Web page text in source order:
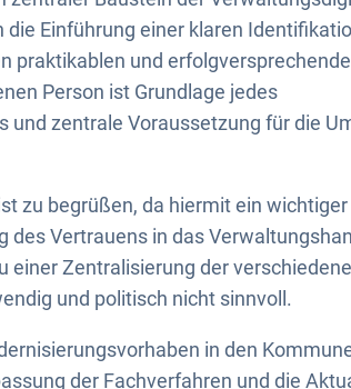
Einführung einer klaren
praktikablen und
Person ist Grundlage jedes
und zentrale Voraussetzung für die
zu begrüßen, da hiermit ein
des Vertrauens in das
einer Zentralisierung der
und politisch nicht sinnvoll.
in den
der Fachverfahren und die